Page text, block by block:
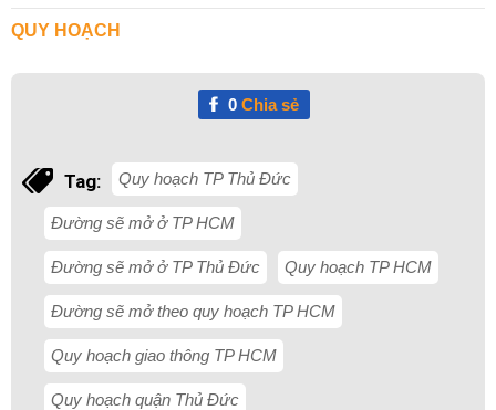
QUY HOẠCH
0Chia sẻ
Tag: Quy hoạch TP Thủ Đức
Đường sẽ mở ở TP HCM
Đường sẽ mở ở TP Thủ Đức Quy hoạch TP HCM
Đường sẽ mở theo quy hoạch TP HCM
Quy hoạch giao thông TP HCM
Quy hoạch quận Thủ Đức